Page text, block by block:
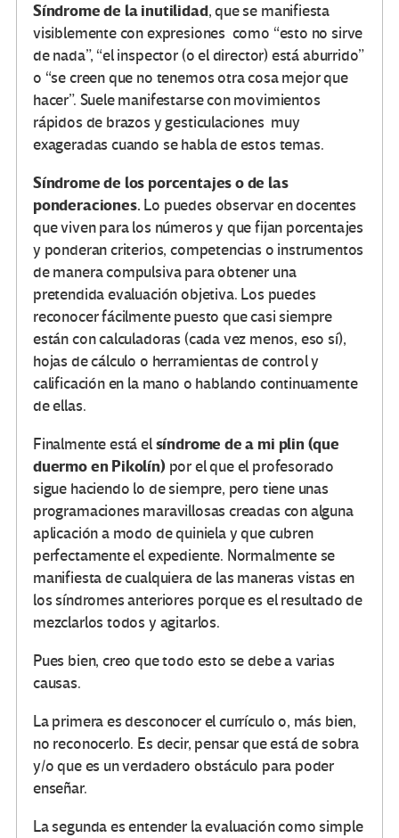
Síndrome de la inutilidad, que se manifiesta
visiblemente con expresiones como “esto no sirve
de nada”, “el inspector (o el director) está aburrido”
o “se creen que no tenemos otra cosa mejor que
hacer”. Suele manifestarse con movimientos
rápidos de brazos y gesticulaciones muy
exageradas cuando se habla de estos temas.
Síndrome de los porcentajes o de las
ponderaciones. Lo puedes observar en docentes
que viven para los números y que fijan porcentajes
y ponderan criterios, competencias o instrumentos
de manera compulsiva para obtener una
pretendida evaluación objetiva. Los puedes
reconocer fácilmente puesto que casi siempre
están con calculadoras (cada vez menos, eso sí),
hojas de cálculo o herramientas de control y
calificación en la mano o hablando continuamente
de ellas.
Finalmente está elsíndrome de a mi plin (que
duermo en Pikolín) por el que el profesorado
sigue haciendo lo de siempre, pero tiene unas
programaciones maravillosas creadas con alguna
aplicación a modo de quiniela y que cubren
perfectamente el expediente. Normalmente se
manifiesta de cualquiera de las maneras vistas en
los síndromes anteriores porque es el resultado de
mezclarlos todos y agitarlos.
Pues bien, creo que todo esto se debe a varias
causas.
La primera es desconocer el currículo o, más bien,
no reconocerlo. Es decir, pensar que está de sobra
y/o que es un verdadero obstáculo para poder
enseñar.
La segunda es entender la evaluación como simple